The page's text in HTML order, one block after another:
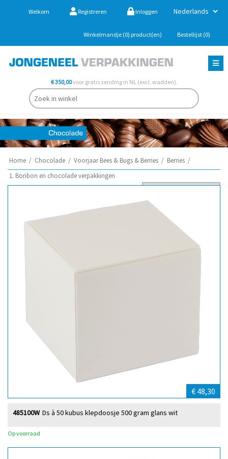
Welkom Registreren Inloggen
Winkelmandje (0) product(en) Bestellijst (0)
€ 350,00voor gratis zending in NL (excl. wadden).
Home / Chocolade / Voorjaar Bees & Bugs & Berries / Berries /
1. Bonbon en chocolade verpakkingen
€ 48,30
Ds à 50 kubus klepdoosje 500 gram glans wit
485100W
Op voorraad